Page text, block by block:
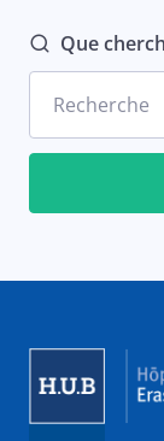
Que
Recherche